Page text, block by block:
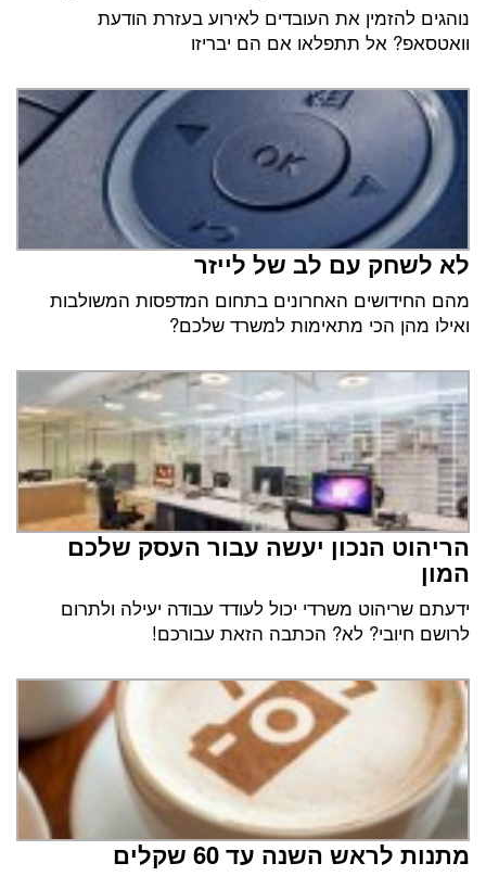
נוהגים להזמין את העובדים לאירוע בעזרת הודעת
וואטסאפ? אל תתפלאו אם הם יבריזו
לא לשחק עם לב של לייזר
מהם החידושים האחרונים בתחום המדפסות המשולבות
ואילו מהן הכי מתאימות למשרד שלכם?
הריהוט הנכון יעשה עבור העסק שלכם
המון
ידעתם שריהוט משרדי יכול לעודד עבודה יעילה ולתרום
לרושם חיובי? לא? הכתבה הזאת עבורכם!
מתנות לראש השנה עד 60 שקלים